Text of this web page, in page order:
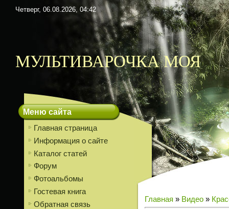
Четверг, 06.08.2026, 04:42
МУЛЬТИВАРОЧКА МОЯ
Меню сайта
Главная страница
Информация о сайте
Каталог статей
Форум
Фотоальбомы
Гостевая книга
Обратная связь
Главная » Видео »